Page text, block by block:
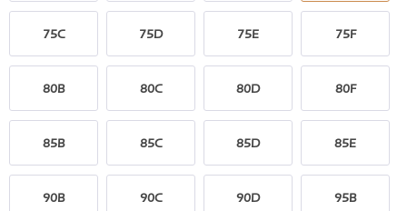
75C 75D 75E 75F
80B 80C 80D 80F
85B 85C 85D 85E
90B 90C 90D 95B